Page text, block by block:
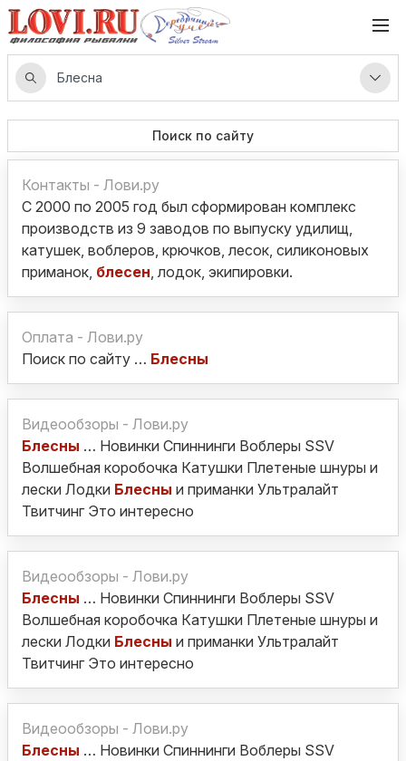
Поиск по сайту
Контакты - Лови.ру
С 2000 по 2005 год был сформирован комплекс
производств из 9 заводов по выпуску удилищ,
катушек, воблеров, крючков, лесок, силиконовых
приманок, блесен , лодок, экипировки.
Оплата - Лови.ру
Поиск по сайту … Блесны
Видеообзоры - Лови.ру
Блесны … Новинки Спиннинги Воблеры SSV
Волшебная коробочка Катушки Плетеные шнуры и
лески Лодки Блесны и приманки Ультралайт
Твитчинг Это интересно
Видеообзоры - Лови.ру
Блесны … Новинки Спиннинги Воблеры SSV
Волшебная коробочка Катушки Плетеные шнуры и
лески Лодки Блесны и приманки Ультралайт
Твитчинг Это интересно
Видеообзоры - Лови.ру
Блесны … Новинки Спиннинги Воблеры SSV